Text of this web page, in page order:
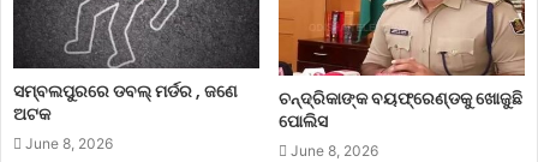
ସମ୍ବଲପୁରରେ ଡବଲ୍ ମର୍ଡର , ଜଣେ
ଅଟକ
June 8, 2026
ଚନ୍ଦ୍ରିକାଙ୍କ ବୟଫ୍ରେଣ୍ଡକୁ ଖୋଜୁଛି
ପୋଲିସ
June 8, 2026